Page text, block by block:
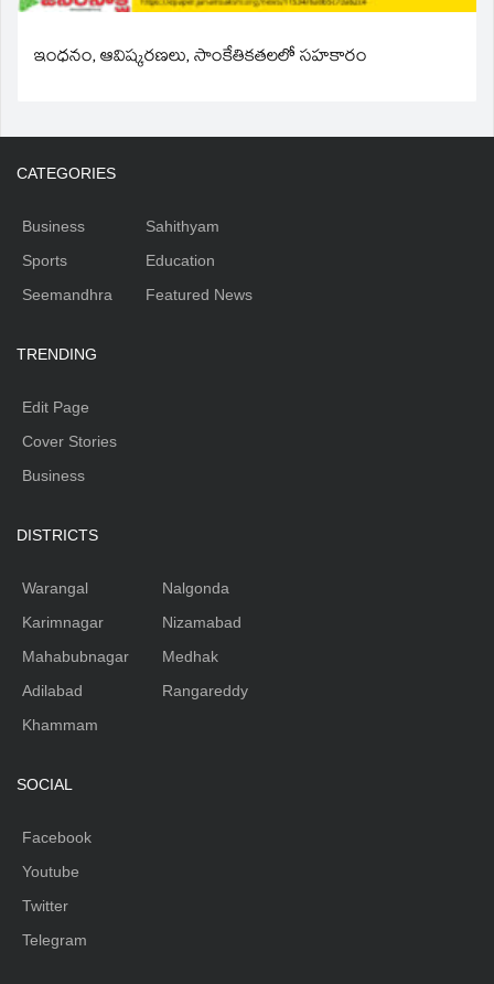
ఇంధనం, ఆవిష్కరణలు, సాంకేతికతలలో సహకారం
CATEGORIES
Business
Sports
Seemandhra
Sahithyam
Education
Featured News
TRENDING
Edit Page
Cover Stories
Business
DISTRICTS
Warangal
Karimnagar
Mahabubnagar
Adilabad
Khammam
Nalgonda
Nizamabad
Medhak
Rangareddy
SOCIAL
Facebook
Youtube
Twitter
Telegram